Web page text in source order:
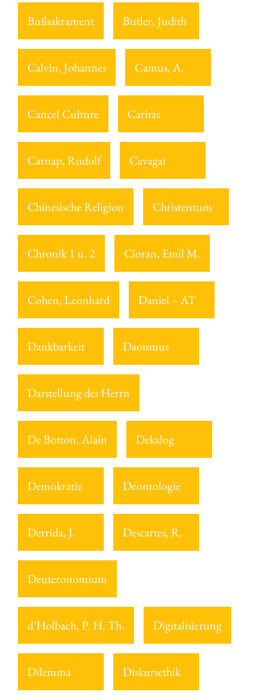
Bußsakrament Butler, Judith
Calvin, Johannes Camus, A.
Cancel Culture Caritas
Carnap, Rudolf Cavagai
Chinesische Religion Christentum
Chronik 1 u. 2 Cioran, Emil M.
Cohen, Leonhard Daniel – AT
Dankbarkeit Daoismus
Darstellung des Herrn
De Botton, Alain Dekalog
Demokratie Deontologie
Derrida, J. Descartes, R.
Deuteronomium
d’Holbach, P. H. Th. Digitalisierung
Dilemma Diskursethik